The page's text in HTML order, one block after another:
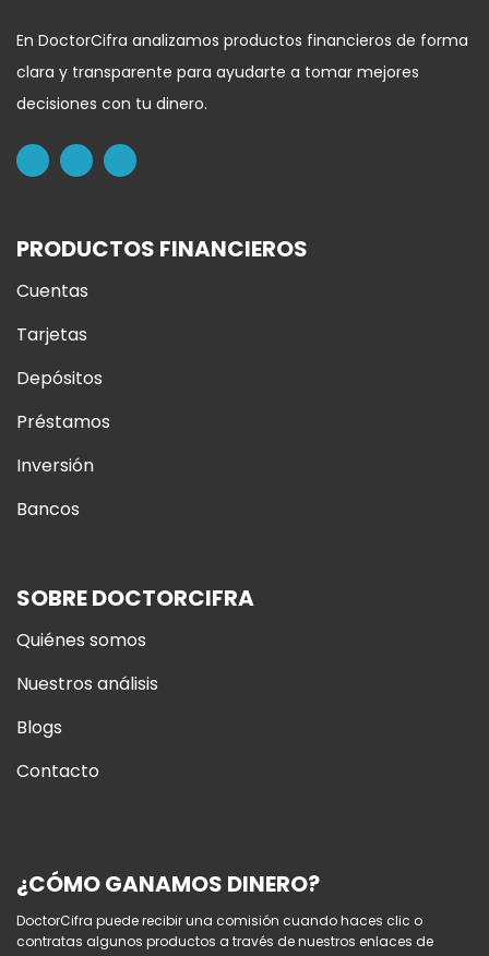
En DoctorCifra analizamos productos financieros de forma
clara y transparente para ayudarte a tomar mejores
decisiones con tu dinero.
PRODUCTOS FINANCIEROS
Cuentas
Tarjetas
Depósitos
Préstamos
Inversión
Bancos
SOBRE DOCTORCIFRA
Quiénes somos
Nuestros análisis
Blogs
Contacto
¿CÓMO GANAMOS DINERO?
DoctorCifra puede recibir una comisión cuando haces clic o
contratas algunos productos a través de nuestros enlaces de